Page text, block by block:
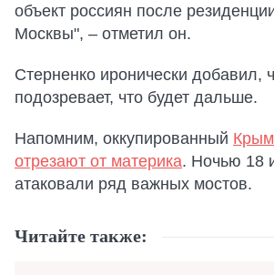
объект россиян после
Москвы", – отметил он.
Стерненко иронически добавил,
подозревает, что будет дальше.
Напомним, оккупированный
отрезают от материка. Ночью 18
атаковали ряд важных мостов.
Читайте также: